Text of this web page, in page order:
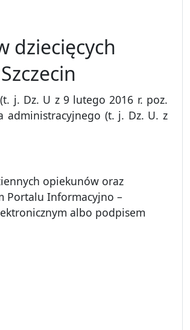
dziecięcych
j. Dz. U z 9 lutego 2016 r. poz.
administracyjnego (t. j. Dz. U. z
opiekunów oraz
Portalu Informacyjno –
albo podpisem